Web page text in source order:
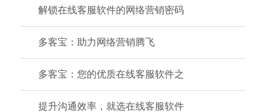
解锁在线客服软件的网络营销密码
多客宝：助力网络营销腾飞
多客宝：您的优质在线客服软件之
提升沟通效率，就选在线客服软件